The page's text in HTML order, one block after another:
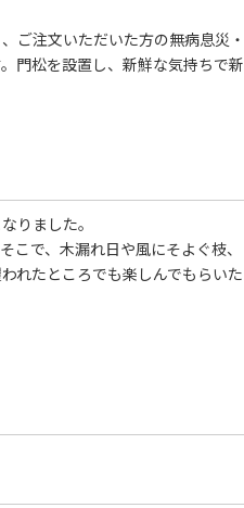
ご注文いただいた方の無病息災・
門松を設置し、新鮮な気持ちで新
りました。
こで、木漏れ日や風にそよぐ枝、
れたところでも楽しんでもらいた